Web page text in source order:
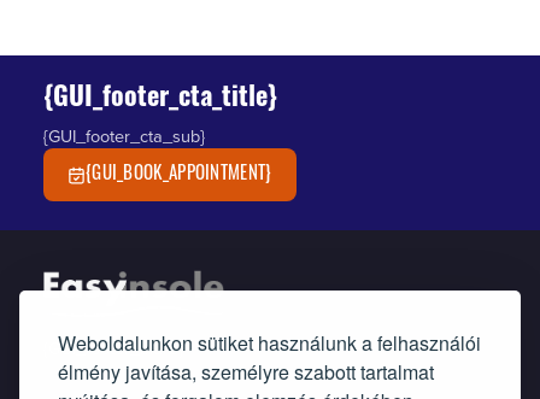
Weboldalunkon sütiket használunk a felhasználói
élmény javítása, személyre szabott tartalmat
{GUI_footer_cta_title}
{GUI_footer_cta_sub}
{GUI_BOOK_APPOINTMENT}
{GUI_footer_blurb}